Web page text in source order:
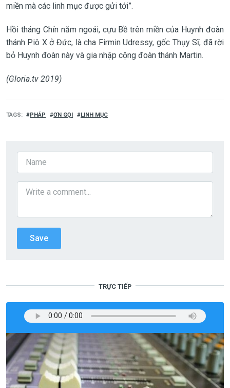
miền mà các linh mục được gửi tới”.
Hồi tháng Chín năm ngoái, cựu Bề trên miền của Huynh đoàn
thánh Piô X ở Đức, là cha Firmin Udressy, gốc Thụy Sĩ, đã rời
bỏ Huynh đoàn này và gia nhập cộng đoàn thánh Martin.
(Gloria.tv 2019)
TAGS PHÁP ƠN GỌI LINH MỤC
TRỰC TIẾP